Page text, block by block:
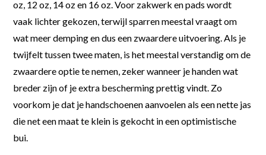
oz, 12 oz, 14 oz en 16 oz. Voor zakwerk en pads wordt
vaak lichter gekozen, terwijl sparren meestal vraagt om
wat meer demping en dus een zwaardere uitvoering. Als je
twijfelt tussen twee maten, is het meestal verstandig om de
zwaardere optie te nemen, zeker wanneer je handen wat
breder zijn of je extra bescherming prettig vindt. Zo
voorkom je dat je handschoenen aanvoelen als een nette jas
die net een maat te klein is gekocht in een optimistische
bui.